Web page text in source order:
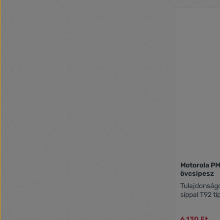
elemmel is
Monitor
Motorola
övcsipesz
síppal T92